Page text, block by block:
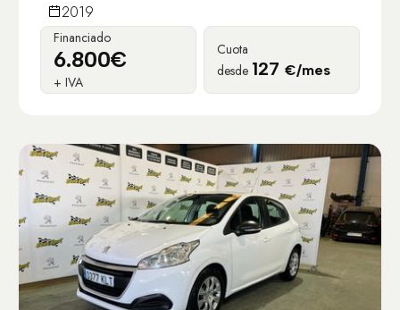
2019
Financiado
6.800€
+ IVA
Cuota
desde 127 €/mes